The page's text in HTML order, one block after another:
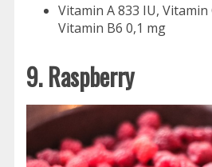
Vitamin A 833 IU, Vitamin
Vitamin B6 0,1 mg
9. Raspberry